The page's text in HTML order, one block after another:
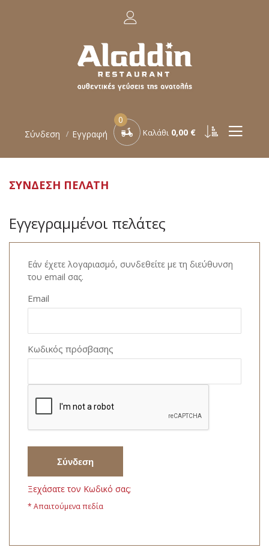
Σύνδεση Εγγραφή
0
Καλάθι 0,00 €
ΣΎΝΔΕΣΗ ΠΕΛΆΤΗ
Εγγεγραμμένοι πελάτες
Εάν έχετε λογαριασμό, συνδεθείτε με τη διεύθυνση
του email σας.
Email
Κωδικός πρόσβασης
Σύνδεση
Ξεχάσατε τον Κωδικό σας;